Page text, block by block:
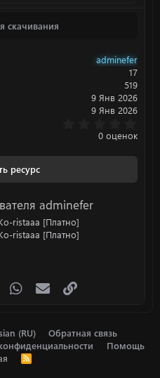
скачивания
adminefer
17
519
9 Янв 2026
9 Янв 2026
.
0
0 оценок
ресурс
adminefer
ristaaa [Платно]
ristaaa [Платно]
Tumblr WhatsAppЭлектронная почта
(RU)
Обратная связь
Помощь
R